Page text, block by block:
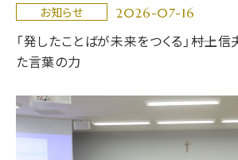
お知らせ
2026-07-16
「発したことばが未来をつくる」――村上
た言葉の力